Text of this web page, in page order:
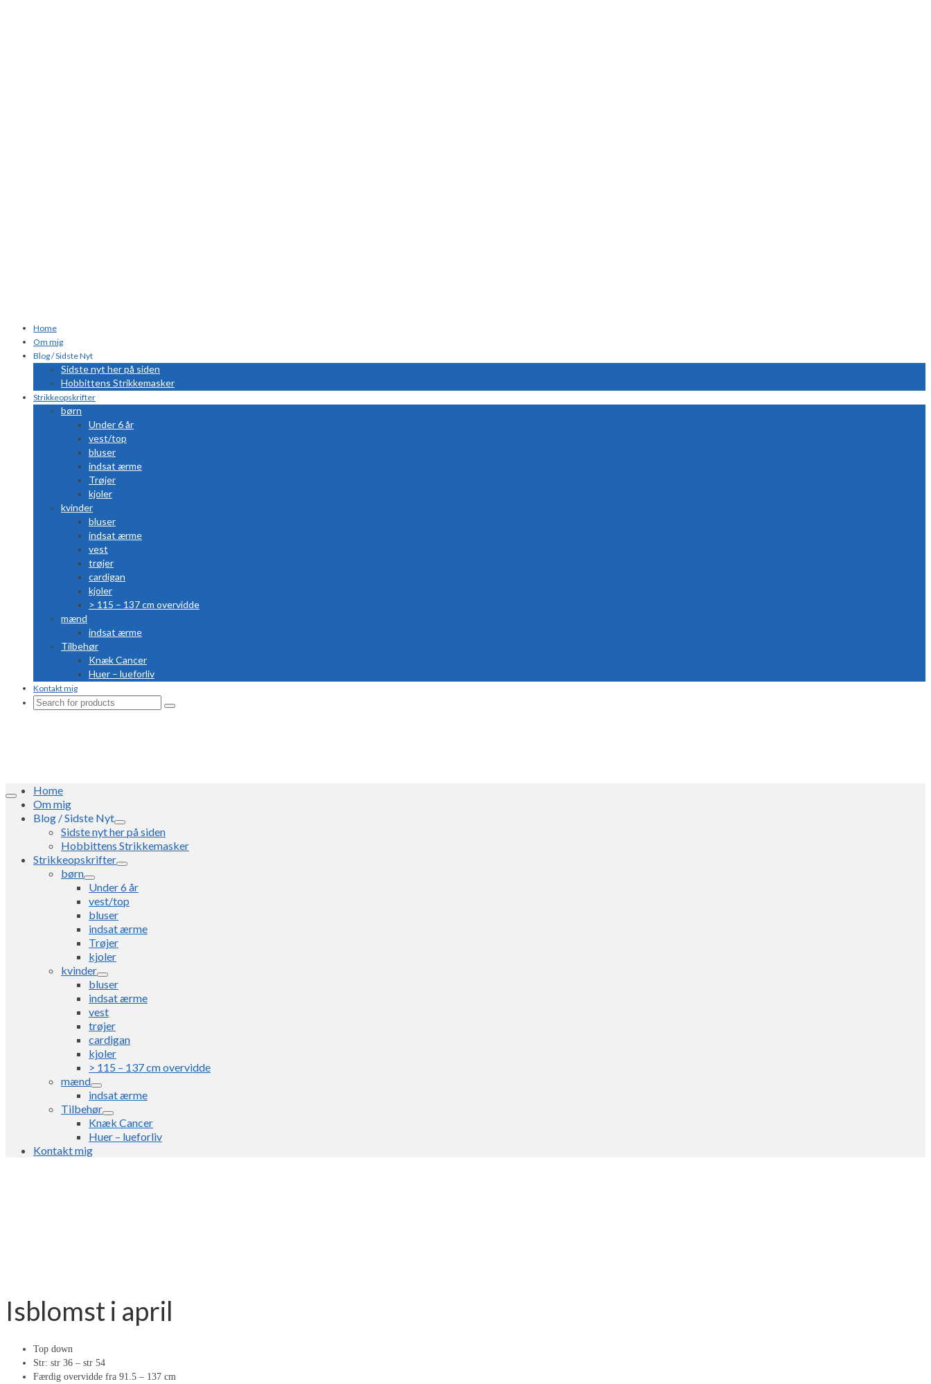
Home
Om mig
Blog / Sidste Nyt
Sidste nyt her på siden
Hobbittens Strikkemasker
Strikkeopskrifter
børn
Under 6 år
vest/top
bluser
indsat ærme
Trøjer
kjoler
kvinder
bluser
indsat ærme
vest
trøjer
cardigan
kjoler
> 115 – 137 cm overvidde
mænd
indsat ærme
Tilbehør
Knæk Cancer
Huer – lueforliv
Kontakt mig
Search
Home
Om mig
Blog / Sidste Nyt
Sidste nyt her på siden
Hobbittens Strikkemasker
Strikkeopskrifter
børn
Under 6 år
vest/top
bluser
indsat ærme
Trøjer
kjoler
kvinder
bluser
indsat ærme
vest
trøjer
cardigan
kjoler
> 115 – 137 cm overvidde
mænd
indsat ærme
Tilbehør
Knæk Cancer
Huer – lueforliv
Kontakt mig
Isblomst i april
Top down
Str: str 36 – str 54
Færdig overvidde fra 91.5 – 137 cm